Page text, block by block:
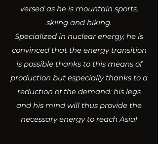
versed as he is mountain sports,
skiing and hiking.
Specialized in nuclear energy, he is
convinced that the energy transition
is possible thanks to this means of
production but especially thanks to a
reduction of the demand: his legs
and his mind will thus provide the
necessary energy to reach Asia!